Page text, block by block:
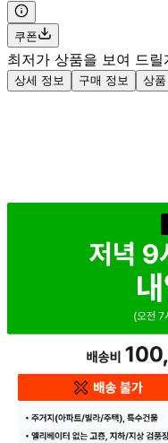
쿠폰
최저가 상품을 보여 드릴
상세 정보 구매 정보 상